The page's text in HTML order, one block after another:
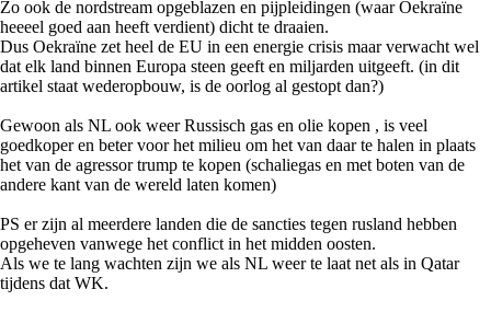
Zo ook de nordstream opgeblazen en pijpleidingen (waar Oekraïne
heeeel goed aan heeft verdient) dicht te draaien.
Dus Oekraïne zet heel de EU in een energie crisis maar verwacht wel
dat elk land binnen Europa steen geeft en miljarden uitgeeft. (in dit
artikel staat wederopbouw, is de oorlog al gestopt dan?)
Gewoon als NL ook weer Russisch gas en olie kopen , is veel
goedkoper en beter voor het milieu om het van daar te halen in plaats
het van de agressor trump te kopen (schaliegas en met boten van de
andere kant van de wereld laten komen)
PS er zijn al meerdere landen die de sancties tegen rusland hebben
opgeheven vanwege het conflict in het midden oosten.
Als we te lang wachten zijn we als NL weer te laat net als in Qatar
tijdens dat WK.